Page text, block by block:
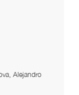
Alejandro